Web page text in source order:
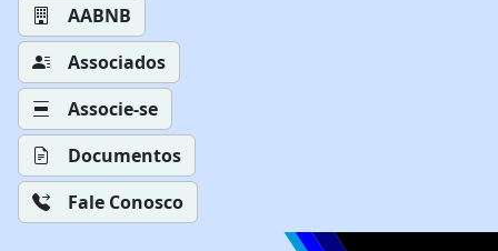
AABNB
Associados
Associe-se
Documentos
Fale Conosco